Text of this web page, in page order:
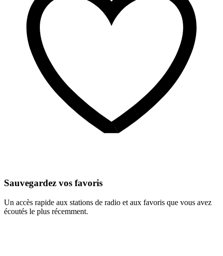
Sauvegardez vos favoris
Un accès rapide aux stations de radio et aux favoris que vous avez
écoutés le plus récemment.